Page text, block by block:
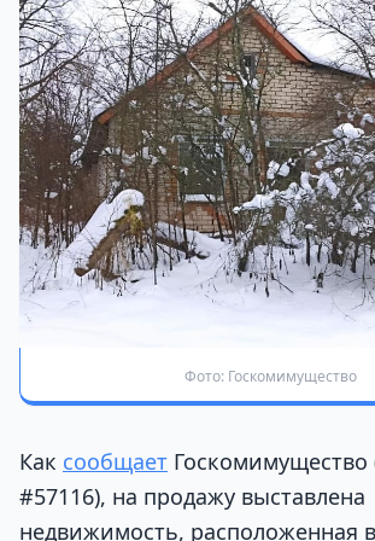
Фото: Госкомимущество
Как сообщает Госкомимущество
#57116), на продажу выставлена
недвижимость, расположенная